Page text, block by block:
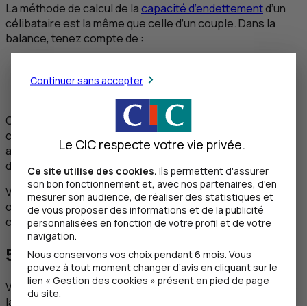
La méthode de calcul de lacapacité d’endettementd’un
célibataire est la même que celle d’un couple. Dans la
balance, tenez compte de :
vos revenus réguliers
C’est comme cela que votre conseiller estime votre
capacité à assumer les mensualités de votre futur
appartement. Le remboursement ne doit pas
dépasser 30% de vos ressources.
Votre conseiller évalue également votre reste à vivre,
obligatoirement supérieur à 800 €, puisque vous êtes
célibataire.
5. Votre apport personnel
Votreapport personneldoit représenter au moins 10% de
la valeur de votre futur appartement.
Continuer sans accepter
Le CIC respecte votre vie privée.
Ce site utilise des cookies. Ils permettent d'assurer
son bon fonctionnement et, avec nos partenaires, d'en
mesurer son audience, de réaliser des statistiques et
de vous proposer des informations et de la publicité
personnalisées en fonction de votre profil et de votre
navigation.
Nous conservons vos choix pendant 6 mois. Vous
pouvez à tout moment changer d’avis en cliquant sur le
lien « Gestion des cookies » présent en pied de page
du site.